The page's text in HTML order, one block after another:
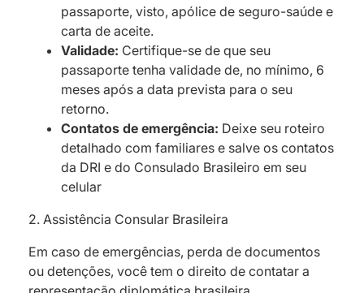
passaporte, visto, apólice de seguro-saúde e
carta de aceite.
Validade: Certifique-se de que seu
passaporte tenha validade de, no mínimo, 6
meses após a data prevista para o seu
retorno.
Contatos de emergência: Deixe seu roteiro
detalhado com familiares e salve os contatos
da DRI e do Consulado Brasileiro em seu
celular
2. Assistência Consular Brasileira
Em caso de emergências, perda de documentos
ou detenções, você tem o direito de contatar a